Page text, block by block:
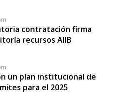
contratación firma
recursos AIIB
un plan institucional de
para el 2025